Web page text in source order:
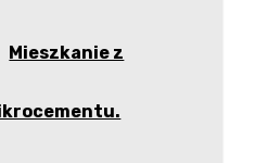
Mieszkanie z